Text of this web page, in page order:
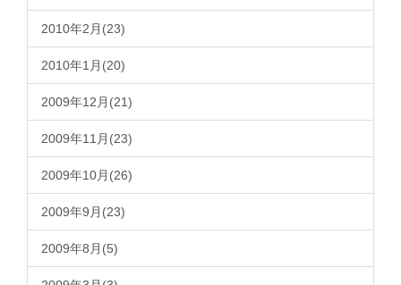
2010年2月(23)
2010年1月(20)
2009年12月(21)
2009年11月(23)
2009年10月(26)
2009年9月(23)
2009年8月(5)